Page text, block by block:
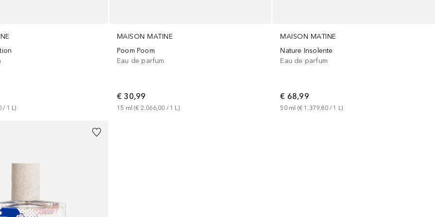
/ 1 L)
MAISON MATINE
Poom Poom
Eau de parfum
€ 30,99
15 ml (€ 2.066,00 / 1 L )
MAISON MATINE
Nature Insolente
Eau de parfum
€ 68,99
50 ml (€ 1.379,80 / 1 L)